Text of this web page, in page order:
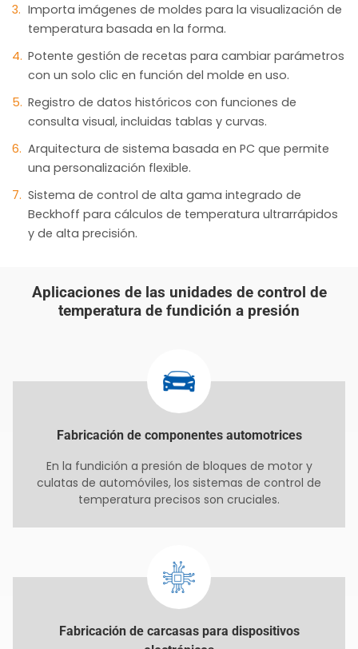
Importa imágenes de moldes para la visualización de
temperatura basada en la forma.
Potente gestión de recetas para cambiar parámetros
con un solo clic en función del molde en uso.
Registro de datos históricos con funciones de
consulta visual, incluidas tablas y curvas.
Arquitectura de sistema basada en PC que permite
una personalización flexible.
Sistema de control de alta gama integrado de
Beckhoff para cálculos de temperatura ultrarrápidos
y de alta precisión.
Aplicaciones de las unidades de control de
temperatura de fundición a presión
Fabricación de componentes automotrices
En la fundición a presión de bloques de motor y
culatas de automóviles, los sistemas de control de
temperatura precisos son cruciales.
Fabricación de carcasas para dispositivos